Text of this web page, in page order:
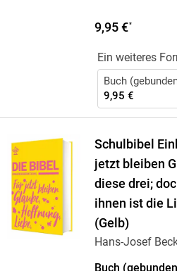
9,95 €*
Ein weiteres
Buch
9,95 €
Schulbibel
jetzt bleiben
diese drei;
ihnen ist die
(Gelb)
Hans-Josef
Buch